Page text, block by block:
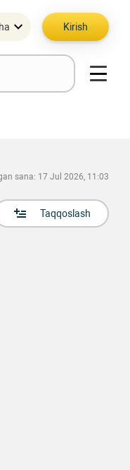
Kirish
sana: 17 Jul 2026, 11:03
Taqqoslash